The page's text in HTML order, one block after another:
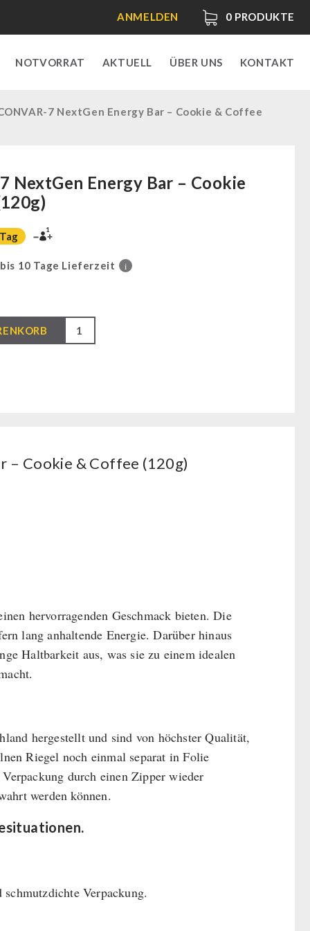
0 PRODUKTE
ANMELDEN
NOTVORRAT AKTUELL ÜBER UNS KONTAKT
7 NextGen Energy Bar – Cookie & Coffee
NextGen Energy Bar – Cookie
1
bis 10 Tage Lieferzeit i
– Cookie & Coffee (120g)
hervorragenden Geschmack bieten. Die
lang anhaltende Energie. Darüber hinaus
Haltbarkeit aus, was sie zu einem idealen
hergestellt und sind von höchster Qualität,
Riegel noch einmal separat in Folie
durch einen Zipper wieder
werden können.
Verpackung.